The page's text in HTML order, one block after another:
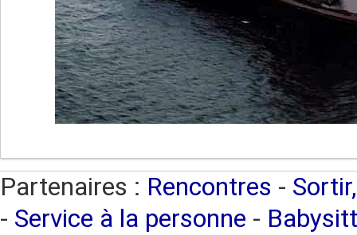
Partenaires : Rencontres -
- Service à la personne -